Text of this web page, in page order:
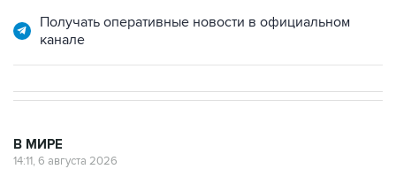
Получать оперативные новости в официальном
канале
В МИРЕ
14:11, 6 августа 2026